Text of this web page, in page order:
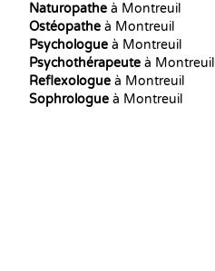
Naturopathe à Montreuil
Ostéopathe à Montreuil
Psychologue à Montreuil
Psychothérapeute à Montreuil
Reflexologue à Montreuil
Sophrologue à Montreuil